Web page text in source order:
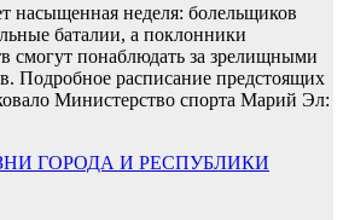
насыщенная неделя: болельщиков
баталии, а поклонники
смогут понаблюдать за зрелищными
Подробное расписание предстоящих
Министерство спорта Марий Эл:
ГОРОДА И РЕСПУБЛИКИ